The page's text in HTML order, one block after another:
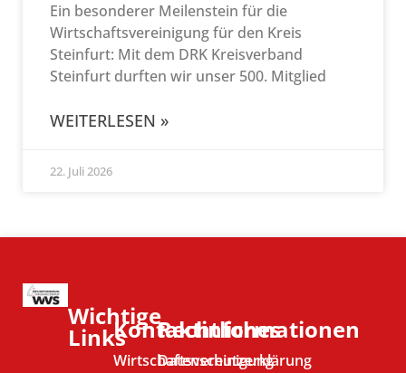
Ein besonderer Meilenstein für die
Wirtschaftsvereinigung für den Kreis
Steinfurt: Mit dem DRK Kreisverband
Steinfurt durften wir unser 500. Mitglied
WEITERLESEN »
22. Juli 2026
Wichtige
LinksKontaktinformationen
Wirtschaftsvereinigung
Rechtliches
Datenschutzerklärung